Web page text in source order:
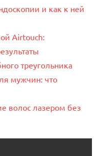
и как к ней
Airtouch:
треугольника
мужчин: что
волос лазером без